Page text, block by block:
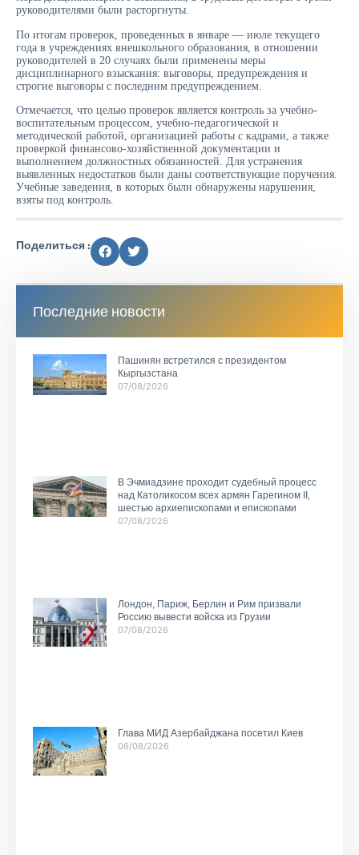
руководителями были расторгнуты.
По итогам проверок, проведенных в январе — июле текущего
года в учреждениях внешкольного образования, в отношении
руководителей в 20 случаях были применены меры
дисциплинарного взыскания: выговоры, предупреждения и
строгие выговоры с последним предупреждением.
Отмечается, что целью проверок является контроль за учебно-
воспитательным процессом, учебно-педагогической и
методической работой, организацией работы с кадрами, а также
проверкой финансово-хозяйственной документации и
выполнением должностных обязанностей. Для устранения
выявленных недостатков были даны соответствующие поручения.
Учебные заведения, в которых были обнаружены нарушения,
взяты под контроль.
Поделиться :
Последние новости
Пашинян встретился с президентом
Кыргызстана
07/08/2026
В Эчмиадзине проходит судебный процесс
над Католикосом всех армян Гарегином II,
шестью архиепископами и епископами
07/08/2026
Лондон, Париж, Берлин и Рим призвали
Россию вывести войска из Грузии
07/08/2026
Глава МИД Азербайджана посетил Киев
06/08/2026